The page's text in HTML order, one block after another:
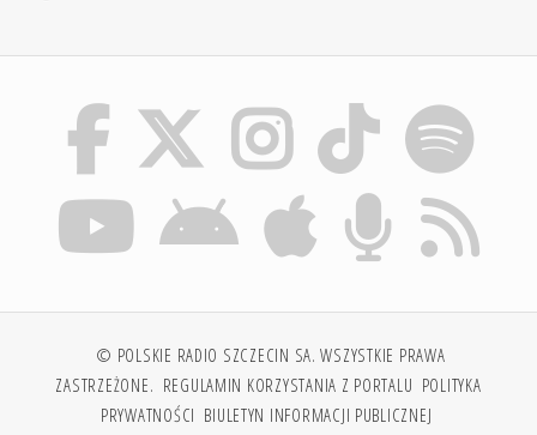
© POLSKIE RADIO SZCZECIN SA. WSZYSTKIE PRAWA
ZASTRZEŻONE. REGULAMIN KORZYSTANIA Z PORTALU POLITYKA
PRYWATNOŚCI BIULETYN INFORMACJI PUBLICZNEJ